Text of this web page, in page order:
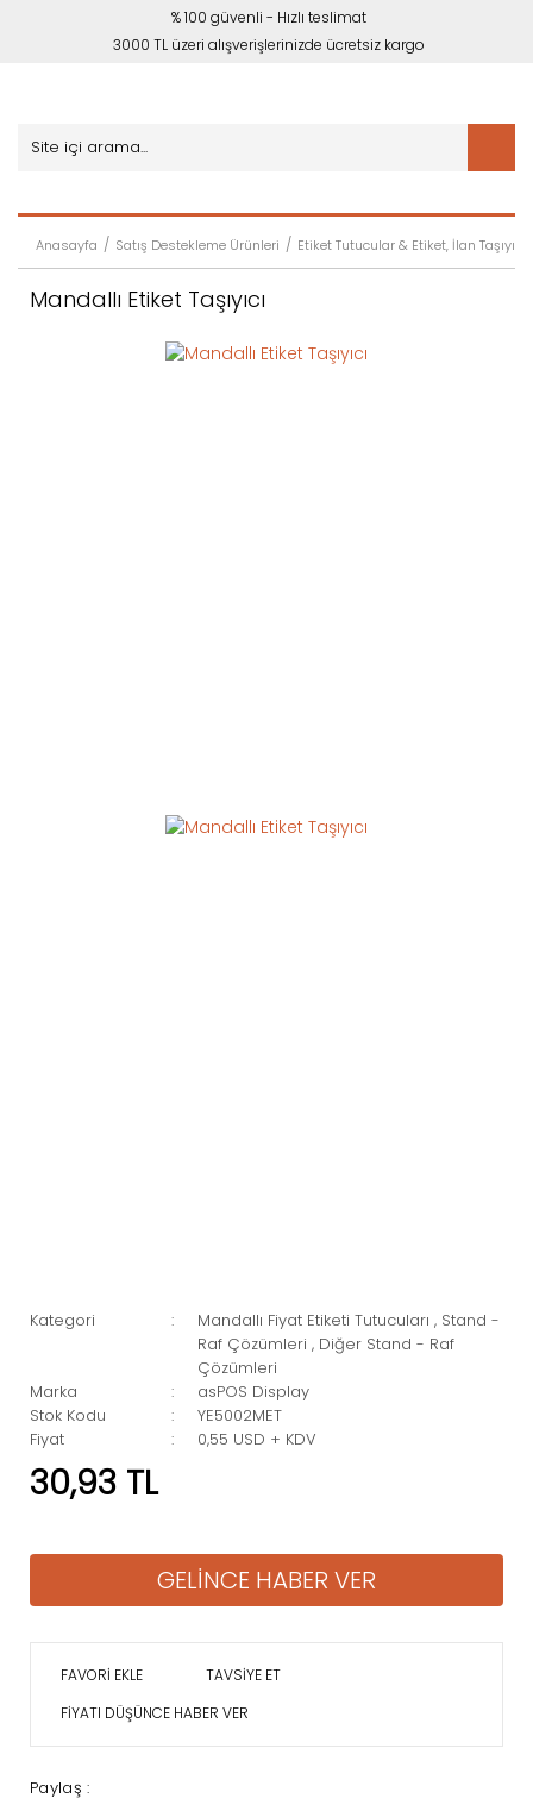
% 100 güvenli - Hızlı teslimat
3000 TL üzeri alışverişlerinizde ücretsiz kargo
Anasayfa Satış Destekleme Ürünleri Etiket Tutucular & Etiket, İlan
Mandallı Etiket Taşıyıcı
Kategori Mandallı Fiyat Etiketi Tutucuları , Stand -
Raf Çözümleri , Diğer Stand - Raf
Çözümleri
Marka
asPOS Display
Stok Kodu
YE5002MET
Fiyat
0,55 USD + KDV
30,93 TL
GELİNCE HABER VER
TAVSİYE ET
FİYATI DÜŞÜNCE HABER VER
Paylaş :